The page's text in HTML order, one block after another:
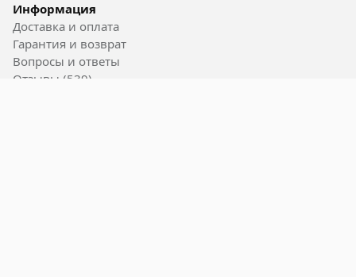
Информация
Доставка и оплата
Гарантия и возврат
Вопросы и ответы
Отзывы (539)